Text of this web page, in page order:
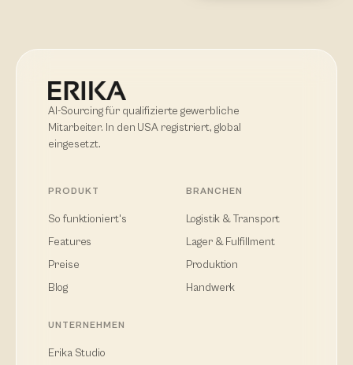
AI-Sourcing für qualifizierte gewerbliche
Mitarbeiter. In den USA registriert, global
eingesetzt.
PRODUKT
So funktioniert's
Features
Preise
Blog
BRANCHEN
Logistik & Transport
Lager & Fulfillment
Produktion
Handwerk
UNTERNEHMEN
Erika Studio